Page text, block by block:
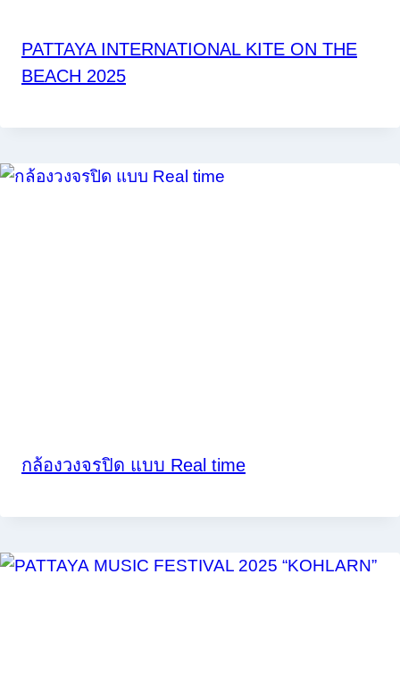
PATTAYA INTERNATIONAL KITE ON THE
BEACH 2025
กล้องวงจรปิด แบบ Real time